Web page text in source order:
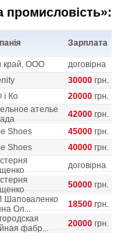
промисловість»:
Зарплата
край, ООО
договірна
30000 грн.
Ко 20000 грн.
ателье
42000 грн.
Shoes 45000 грн.
Shoes 40000 грн.
договірна
50000 грн.
Ол...
18500 грн.
фабр...
20000 грн.